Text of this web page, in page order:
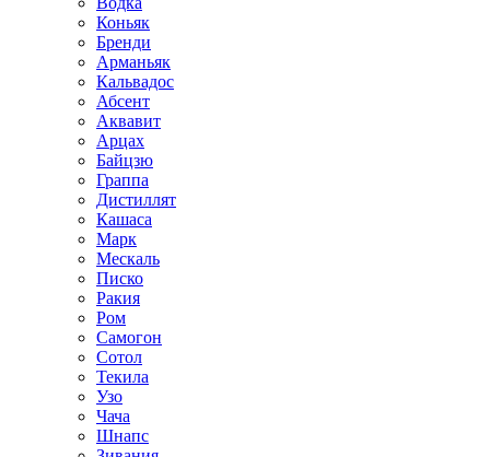
Коньяк
Бренди
Арманьяк
Кальвадос
Абсент
Аквавит
Арцах
Байцзю
Граппа
Дистиллят
Кашаса
Марк
Мескаль
Писко
Ракия
Ром
Самогон
Сотол
Текила
Узо
Чача
Шнапс